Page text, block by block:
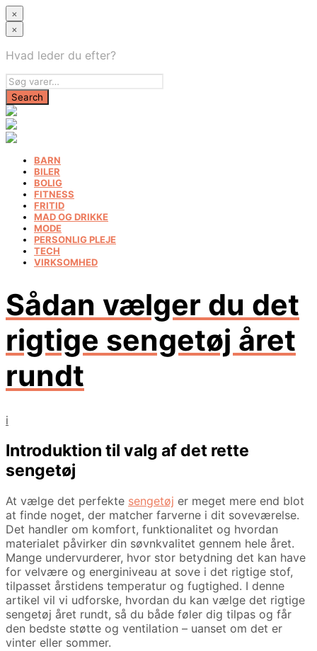
×
×
Hvad leder du efter?
BARN
BILER
BOLIG
FITNESS
FRITID
MAD OG DRIKKE
MODE
PERSONLIG PLEJE
TECH
VIRKSOMHED
Sådan vælger du det
rigtige sengetøj året
rundt
i
Introduktion til valg af det rette
sengetøj
At vælge det perfekte sengetøj er meget mere end blot
at finde noget, der matcher farverne i dit soveværelse.
Det handler om komfort, funktionalitet og hvordan
materialet påvirker din søvnkvalitet gennem hele året.
Mange undervurderer, hvor stor betydning det kan have
for velvære og energiniveau at sove i det rigtige stof,
tilpasset årstidens temperatur og fugtighed. I denne
artikel vil vi udforske, hvordan du kan vælge det rigtige
sengetøj året rundt, så du både føler dig tilpas og får
den bedste støtte og ventilation – uanset om det er
vinter eller sommer.